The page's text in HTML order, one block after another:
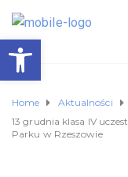
Home
Aktualności
13 grudnia klasa IV
Parku w Rzeszowie
Otwórz pasek narzędzi